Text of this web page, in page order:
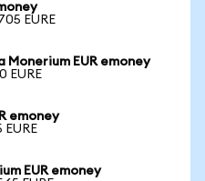
EURE
Monerium EUR emoney
EURE
emoney
EURE
EUR emoney